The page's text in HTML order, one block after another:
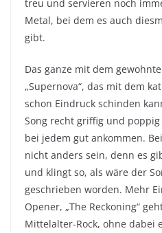
treu und servieren noch
Metal, bei dem es auch
gibt.
Das ganze mit dem
„Supernova“, das mit dem
schon Eindruck schinden
Song recht griffig und
bei jedem gut ankommen.
nicht anders sein, denn es
und klingt so, als wäre der
geschrieben worden. Mehr
Opener, „The Reckoning“
Mittelalter-Rock, ohne dabei